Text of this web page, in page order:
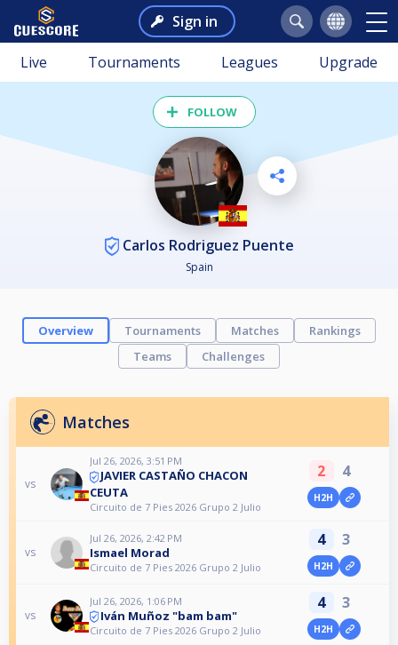
Sign in
Live Tournaments Leagues Upgrade
FOLLOW
Carlos Rodriguez Puente
Spain
Overview Tournaments Matches
Rankings
Teams
Challenges
Matches
vs
Jul 26, 2026, 3:51 PM
JAVIER CASTAÑO CHACON
CEUTA
Circuito de 7 Pies 2026 Grupo 2 Julio
2 4
H2H
vs
Jul 26, 2026, 2:42 PM
Ismael Morad
Circuito de 7 Pies 2026 Grupo 2 Julio
4 3
H2H
vs
Jul 26, 2026, 1:06 PM
Iván Muñoz "bam bam"
Circuito de 7 Pies 2026 Grupo 2 Julio
4 3
H2H